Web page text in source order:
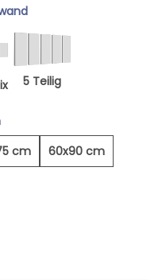
5 Teilig
cm 60x90 cm